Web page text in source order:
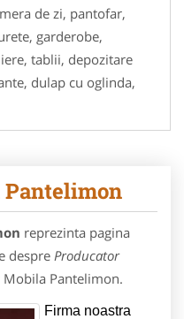
de zi, pantofar,
garderobe,
tablii, depozitare
dulap cu oglinda,
reprezinta pagina
despre Producator
Mobila Pantelimon.
Firma noastra